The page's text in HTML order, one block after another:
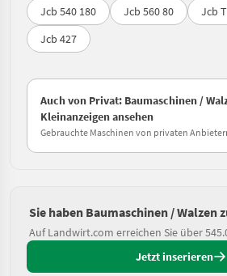
Jcb 540 180
Jcb 560 80
Jcb
Jcb 427
Auch von Privat: Baumaschinen /
Kleinanzeigen ansehen
Gebrauchte Maschinen von privaten
Sie haben Baumaschinen / Walzen
Auf Landwirt.com erreichen Sie über
Jetzt inserieren